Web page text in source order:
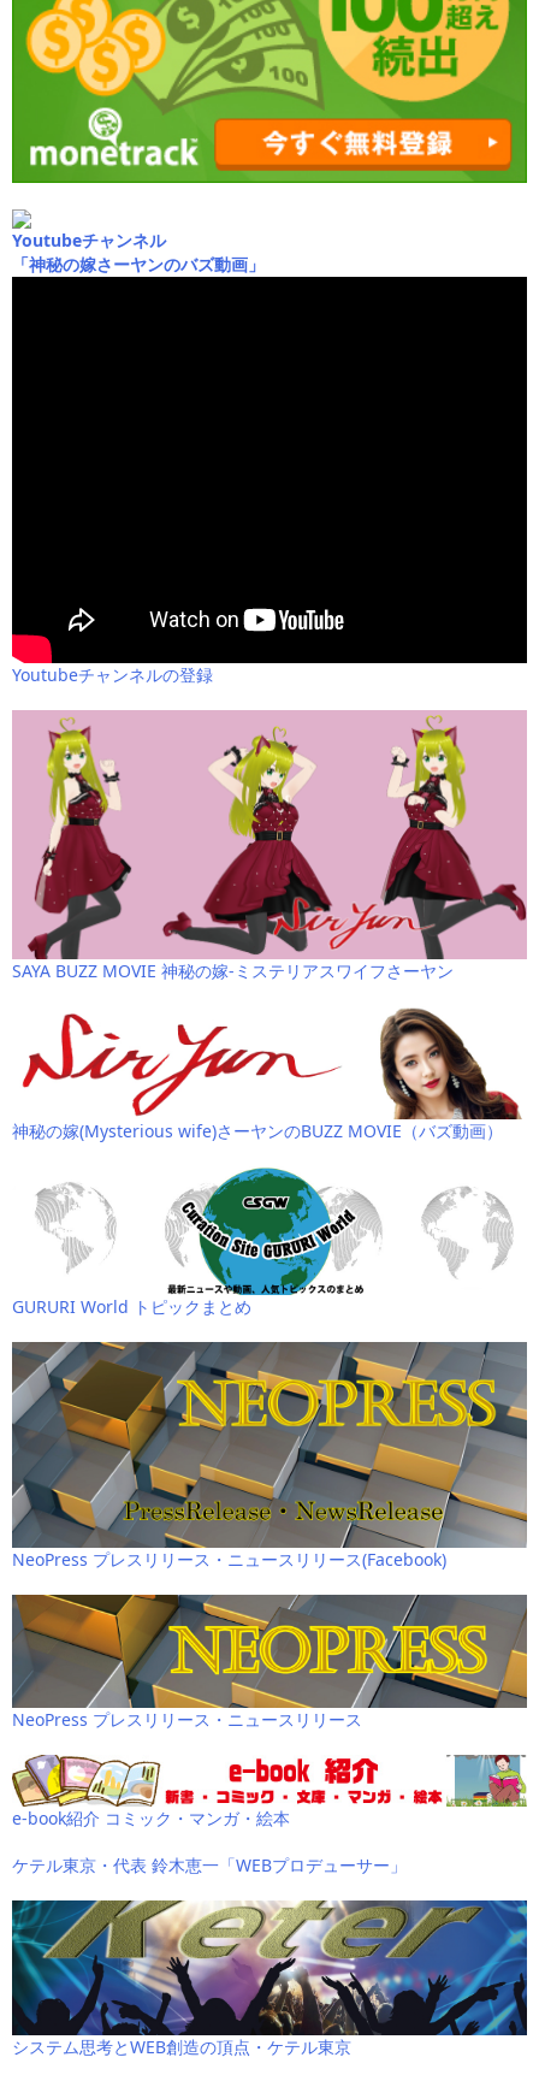
Youtubeチャンネル
「神秘の嫁さーヤンのバズ動画」
Youtubeチャンネルの登録
SAYA BUZZ MOVIE 神秘の嫁-ミステリアスワイフさーヤン
神秘の嫁(Mysterious wife)さーヤンのBUZZ MOVIE（バズ動画）
GURURI World トピックまとめ
NeoPress プレスリリース・ニュースリリース(Facebook)
NeoPress プレスリリース・ニュースリリース
e-book紹介 コミック・マンガ・絵本
ケテル東京・代表 鈴木恵一「WEBプロデューサー」
システム思考とWEB創造の頂点・ケテル東京